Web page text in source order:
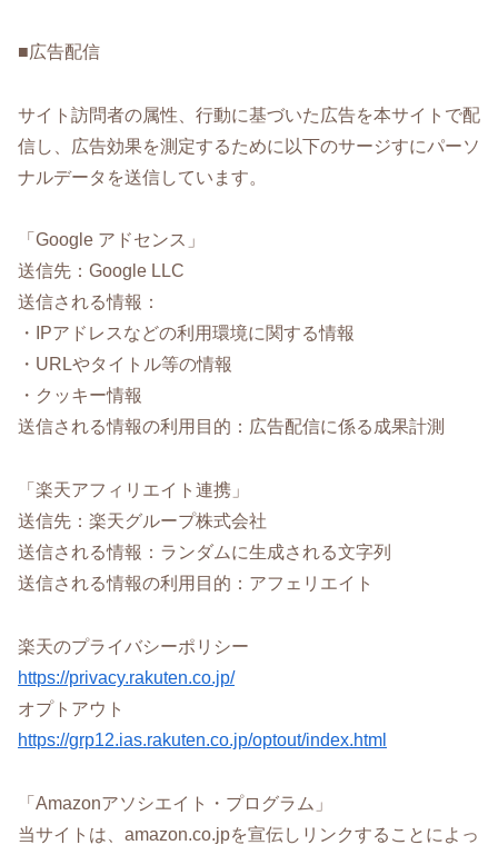
■広告配信
サイト訪問者の属性、行動に基づいた広告を本サイトで配
信し、広告効果を測定するために以下のサージすにパーソ
ナルデータを送信しています。
「Google アドセンス」
送信先：Google LLC
送信される情報：
・IPアドレスなどの利用環境に関する情報
・URLやタイトル等の情報
・クッキー情報
送信される情報の利用目的：広告配信に係る成果計測
「楽天アフィリエイト連携」
送信先：楽天グループ株式会社
送信される情報：ランダムに生成される文字列
送信される情報の利用目的：アフェリエイト
楽天のプライバシーポリシー
https://privacy.rakuten.co.jp/
オプトアウト
https://grp12.ias.rakuten.co.jp/optout/index.html
「Amazonアソシエイト・プログラム」
当サイトは、amazon.co.jpを宣伝しリンクすることによっ